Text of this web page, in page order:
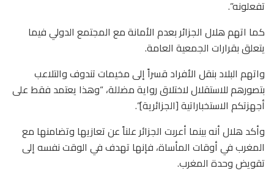
تفعلونه”.
كما اتهم هلال الجزائر بعدم الأمانة مع المجتمع الدولي فيما
يتعلق بقرارات الجمعية العامة.
واتهم البلاد بنقل الأفراد قسراً إلى مخيمات تندوف والتلاعب
بتصورهم للاستقلال لاختلاق رواية مضللة، “وهذا يعتمد فقط على
أجهزتكم الاستخباراتية [الجزائرية]”.
وأكد هلال أنه بينما أعربت الجزائر علناً عن تعازيها وتضامنها مع
المغرب في أوقات المأساة، فإنها تهدف في الوقت نفسه إلى
تقويض وحدة المغرب.